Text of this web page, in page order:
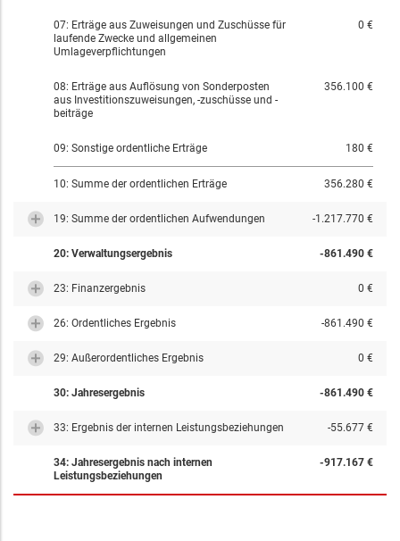
07: Erträge aus Zuweisungen und Zuschüsse für
laufende Zwecke und allgemeinen
Umlageverpflichtungen
0 €
08: Erträge aus Auflösung von Sonderposten
aus Investitionszuweisungen, -zuschüsse und -
beiträge
356.100 €
09: Sonstige ordentliche Erträge 180 €
10: Summe der ordentlichen Erträge 356.280 €
19: Summe der ordentlichen Aufwendungen -1.217.770 €
20: Verwaltungsergebnis -861.490 €
23: Finanzergebnis 0 €
26: Ordentliches Ergebnis -861.490 €
29: Außerordentliches Ergebnis 0 €
30: Jahresergebnis -861.490 €
33: Ergebnis der internen Leistungsbeziehungen -55.677 €
34: Jahresergebnis nach internen
Leistungsbeziehungen
-917.167 €